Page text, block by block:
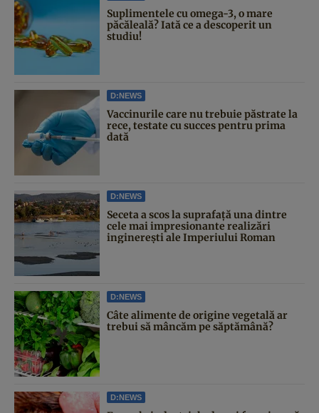
Suplimentele cu omega-3, o mare
păcăleală? Iată ce a descoperit un
studiu!
D:NEWS
Vaccinurile care nu trebuie păstrate la
rece, testate cu succes pentru prima
dată
D:NEWS
Seceta a scos la suprafață una dintre
cele mai impresionante realizări
inginerești ale Imperiului Roman
D:NEWS
Câte alimente de origine vegetală ar
trebui să mâncăm pe săptămână?
D:NEWS